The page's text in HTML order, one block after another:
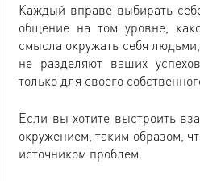
Каждый вправе выбирать
общение на том уровне,
смысла окружать себя
не разделяют ваших
только для своего
Если вы хотите выстроить
окружением, таким образом,
источником проблем.